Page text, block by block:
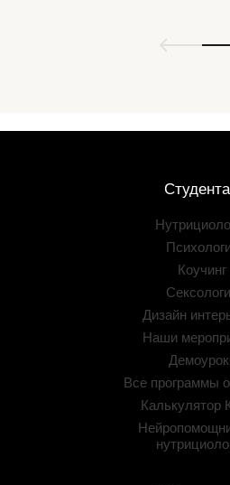
Коучинг
Дизайн
Наши
Все программы